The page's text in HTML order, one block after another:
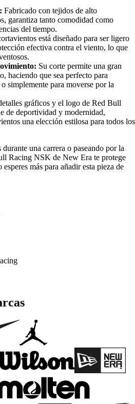
Fabricado con tejidos de alto
garantiza tanto comodidad como
del tiempo.
está diseñado para ser ligero
efectiva contra el viento, lo que
Su corte permite una gran
haciendo que sea perfecto para
simplemente para moverse por la
gráficos y el logo de Red Bull
de deportividad y modernidad,
una elección estilosa para todos los
durante una carrera o paseando por la
Racing NSK de New Era te protege
más para añadir esta pieza de